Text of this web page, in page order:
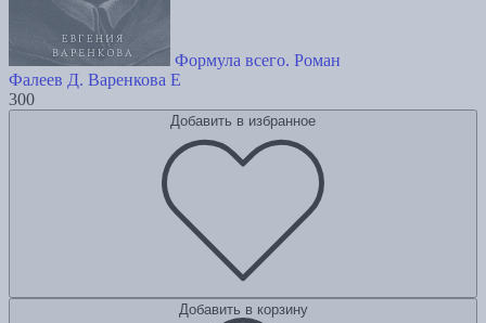
Формула всего. Роман
Фалеев Д. Варенкова Е
300
Добавить в избранное
Добавить в корзину